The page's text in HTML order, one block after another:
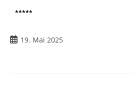
*****
19. Mai 2025